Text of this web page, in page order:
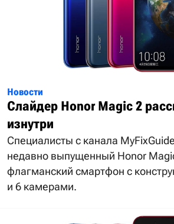
Новости
Слайдер Honor Magic 2
изнутри
Специалисты с канала
недавно выпущенный Honor
флагманский смартфон с
и 6 камерами.